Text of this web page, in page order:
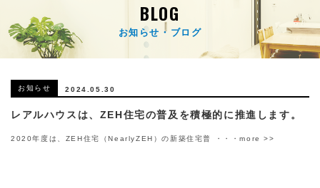
BLOG
お知らせ・ブログ
お知らせ 2024.05.30
レアルハウスは、ZEH住宅の普及を積極的に推進します。
2020年度は、ZEH住宅（NearlyZEH）の新築住宅普 ・・・more >>